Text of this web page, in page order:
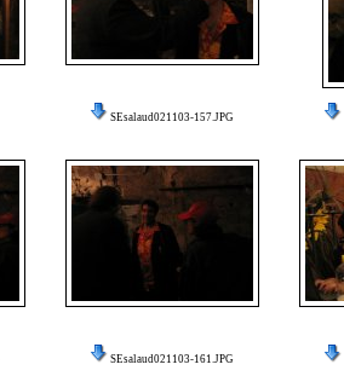
SEsalaud021103-157.JPG
SEsalaud021103-161.JPG